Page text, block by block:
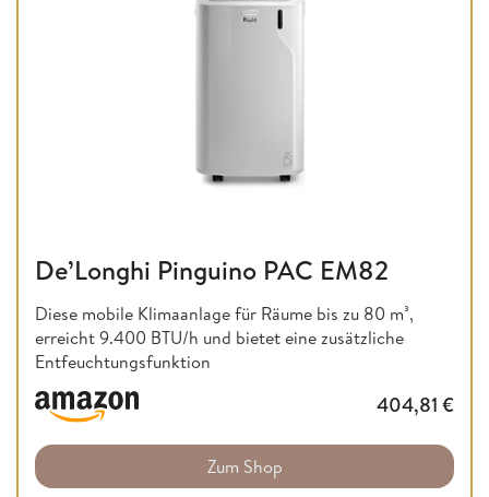
De’Longhi Pinguino PAC EM82
Diese mobile Klimaanlage für Räume bis zu 80 m³,
erreicht 9.400 BTU/h und bietet eine zusätzliche
Entfeuchtungsfunktion
404,81 €
Zum Shop